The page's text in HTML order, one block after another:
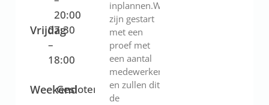
20:00
Vrijdag
07:30
–
18:00
Weekend
Gesloten
inplannen.We
zijn gestart
met een
proef met
een aantal
medewerkers
en zullen dit
de